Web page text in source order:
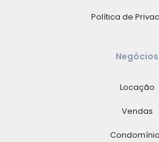
Política de
Negócios
Locação
Vendas